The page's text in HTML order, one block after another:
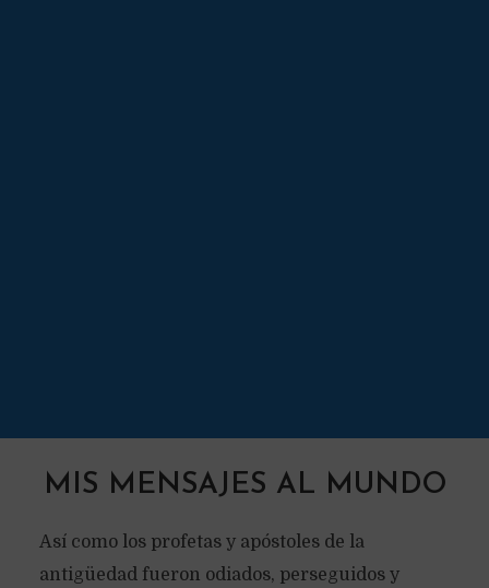
MIS MENSAJES AL MUNDO
Así como los profetas y apóstoles de la
antigüedad fueron odiados, perseguidos y